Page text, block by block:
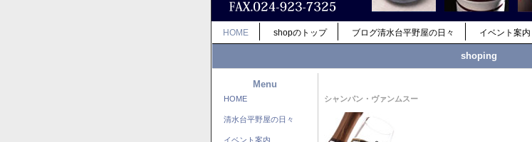
HOME shopのトップ ブログ清水台平野屋の日々 イベント案内
shoping
Menu
HOME
清水台平野屋の日々
イベント案内
シャンパン・ヴァンムスー